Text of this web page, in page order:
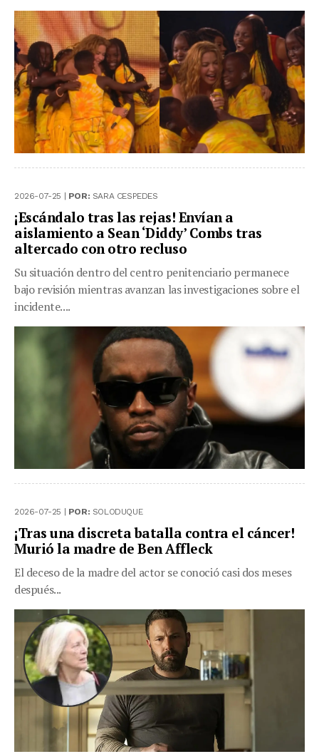
2026-07-25 | POR: SARA CESPEDES
¡Escándalo tras las rejas! Envían a
aislamiento a Sean ‘Diddy’ Combs tras
altercado con otro recluso
Su situación dentro del centro penitenciario permanece
bajo revisión mientras avanzan las investigaciones sobre el
incidente....
2026-07-25 | POR: SOLODUQUE
¡Tras una discreta batalla contra el cáncer!
Murió la madre de Ben Affleck
El deceso de la madre del actor se conoció casi dos meses
después...